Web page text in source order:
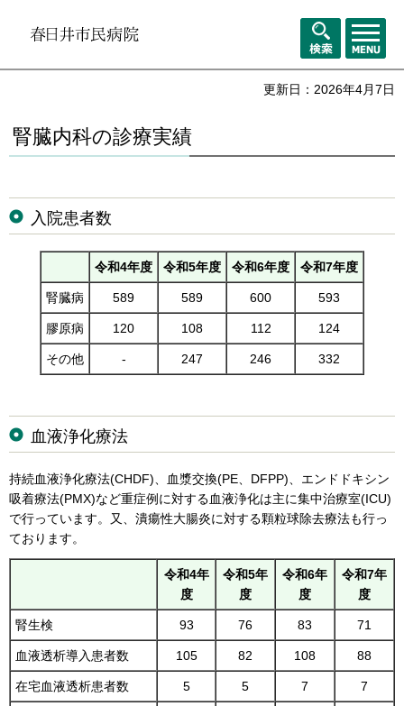
検索
メニュ
ー
更新日：2026年4月7日
腎臓内科の診療実績
入院患者数
令和4年度 令和5年度 令和6年度 令和7年度
腎臓病 589 589 600 593
膠原病 120 108 112 124
その他 - 247 246 332
血液浄化療法
持続血液浄化療法(CHDF)、血漿交換(PE、DFPP)、エンドドキシン
吸着療法(PMX)など重症例に対する血液浄化は主に集中治療室(ICU)
で行っています。又、潰瘍性大腸炎に対する顆粒球除去療法も行っ
ております。
令和4年
度
令和5年
度
令和6年
度
令和7年
度
腎生検 93 76 83 71
血液透析導入患者数 105 82 108 88
在宅血液透析患者数 5 5 7 7